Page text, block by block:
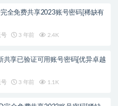
全免费共享2023账号密码[稀缺有
3 年前 2.4K
共享已验证可用账号密码[优异卓越
3 年前 1.1K